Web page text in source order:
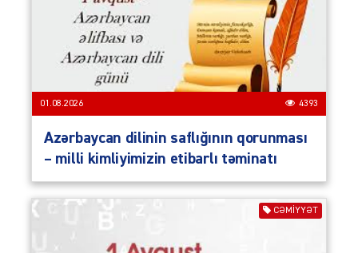
01.08.2026 4393
Azərbaycan dilinin saflığının qorunması
– milli kimliyimizin etibarlı təminatı
CƏMIYYƏT